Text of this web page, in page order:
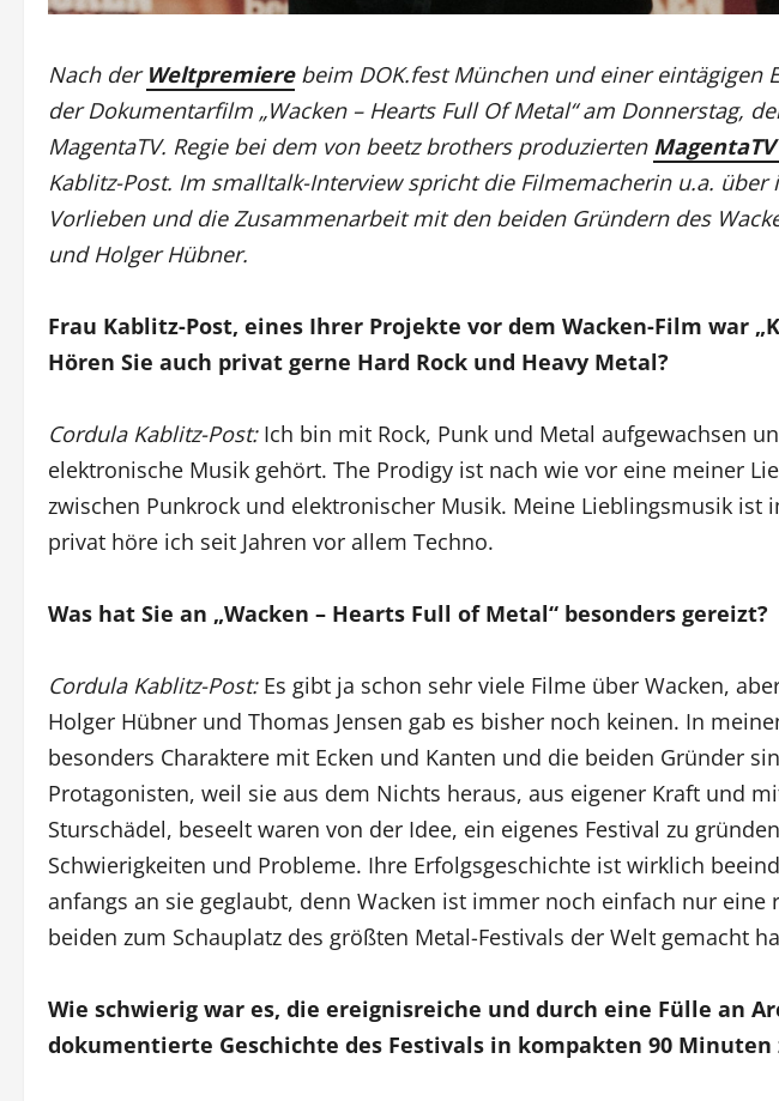
Nach der Weltpremierebeim DOK.fest München und einer eintägigen
der Dokumentarfilm „Wacken – Hearts Full Of Metal“ am Donnerstag,
MagentaTV. Regie bei dem von beetz brothers produzierten
Kablitz-Post. Im smalltalk-Interview spricht die Filmemacherin u.a.
Vorlieben und die Zusammenarbeit mit den beiden Gründern des
und Holger Hübner.
Frau Kablitz-Post, eines Ihrer Projekte vor dem Wacken-Film war
Hören Sie auch privat gerne Hard Rock und Heavy Metal?
Cordula Kablitz-Post: Ich bin mit Rock, Punk und Metal aufgewachsen
elektronische Musik gehört. The Prodigy ist nach wie vor eine meiner
zwischen Punkrock und elektronischer Musik. Meine Lieblingsmusik ist
privat höre ich seit Jahren vor allem Techno.
Was hat Sie an „Wacken – Hearts Full of Metal“ besonders gereizt?
Cordula Kablitz-Post:Es gibt ja schon sehr viele Filme über Wacken,
Holger Hübner und Thomas Jensen gab es bisher noch keinen. In
besonders Charaktere mit Ecken und Kanten und die beiden Gründer
Protagonisten, weil sie aus dem Nichts heraus, aus eigener Kraft und
Sturschädel, beseelt waren von der Idee, ein eigenes Festival zu
Schwierigkeiten und Probleme. Ihre Erfolgsgeschichte ist wirklich
anfangs an sie geglaubt, denn Wacken ist immer noch einfach nur eine
beiden zum Schauplatz des größten Metal-Festivals der Welt gemacht
Wie schwierig war es, die ereignisreiche und durch eine Fülle an
dokumentierte Geschichte des Festivals in kompakten 90 Minuten